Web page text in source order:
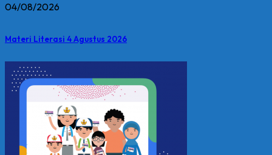
04/08/2026
Materi Literasi 4 Agustus 2026